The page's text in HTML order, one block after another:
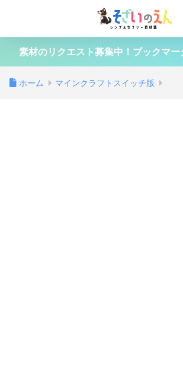
素材のリクエスト募集中！ブックマー
ホーム マインクラフトスイッチ版